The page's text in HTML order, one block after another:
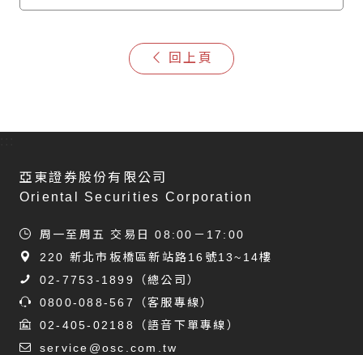
回上頁
亞東證券股份有限公司
Oriental Securities Corporation
周一至周五 交易日 08:00－17:00
220 新北市板橋區新站路16號13~14樓
02-7753-1899
（總公司）
0800-088-567
（客服專線）
02-405-02188
（語音下單專線）
service@osc.com.tw